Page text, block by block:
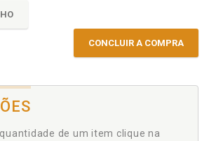
CONCLUIR A COMPRA
de um item clique na